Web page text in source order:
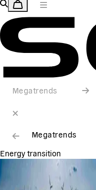
Megatrends
Megatrends
Energy transition